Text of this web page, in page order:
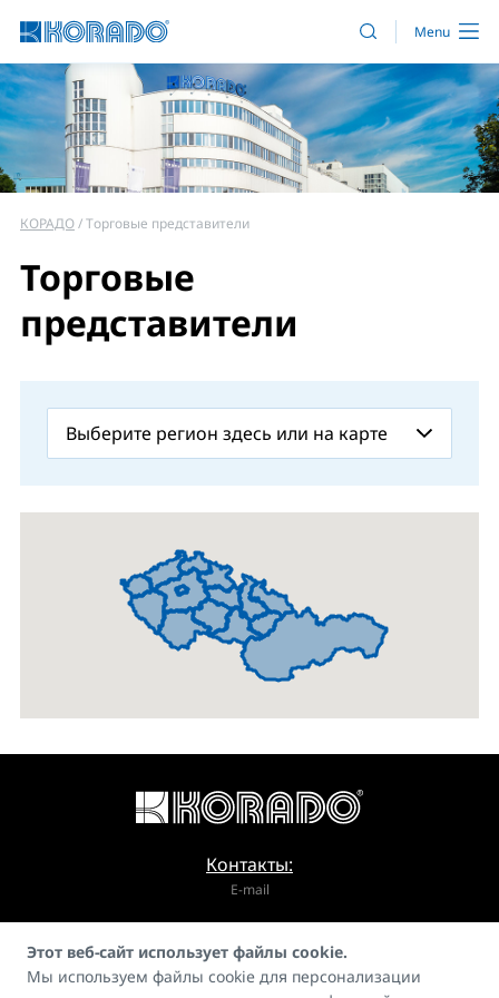
КОРАДО Торговые представители
Торговые
представители
Контакты:
E-mail
info@korado.cz
Этот веб-сайт использует файлы cookie.
Мы используем файлы cookie для персонализации